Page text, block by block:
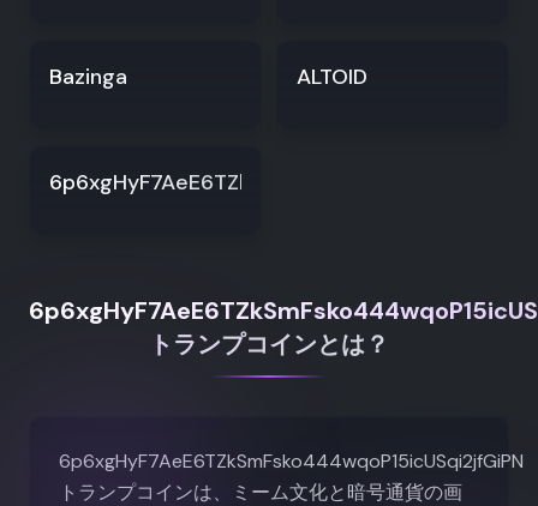
Bazinga ALTOID
トランプコインとは？
6p6xgHyF7AeE6TZkSmFsko444wqoP15icUSqi2jfGiPN
トランプコインは、ミーム文化と暗号通貨の画